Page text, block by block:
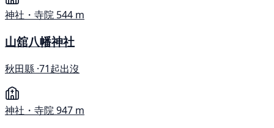
神社・寺院 544 m
山舘八幡神社
秋田縣 ·71起出沒
神社・寺院947 m